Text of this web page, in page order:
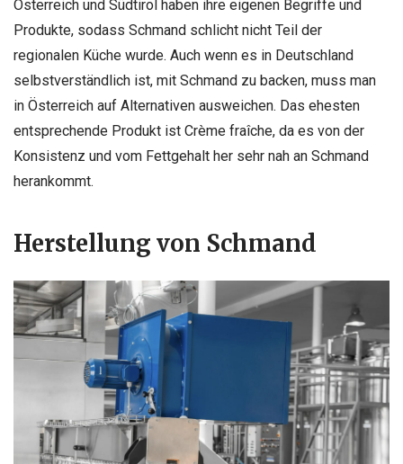
Österreich und Südtirol haben ihre eigenen Begriffe und
Produkte, sodass Schmand schlicht nicht Teil der
regionalen Küche wurde. Auch wenn es in Deutschland
selbstverständlich ist, mit Schmand zu backen, muss man
in Österreich auf Alternativen ausweichen. Das ehesten
entsprechende Produkt ist Crème fraîche, da es von der
Konsistenz und vom Fettgehalt her sehr nah an Schmand
herankommt.
Herstellung von Schmand